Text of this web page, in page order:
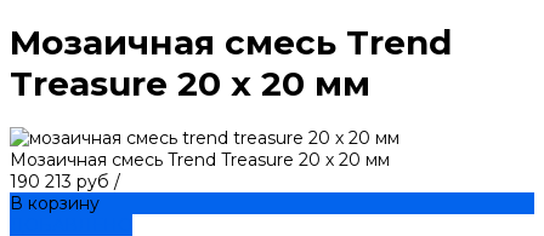
Мозаичная смесь Trend
Treasure 20 х 20 мм
Мозаичная смесь Trend Treasure 20 х 20 мм
190 213 руб /
В корзину